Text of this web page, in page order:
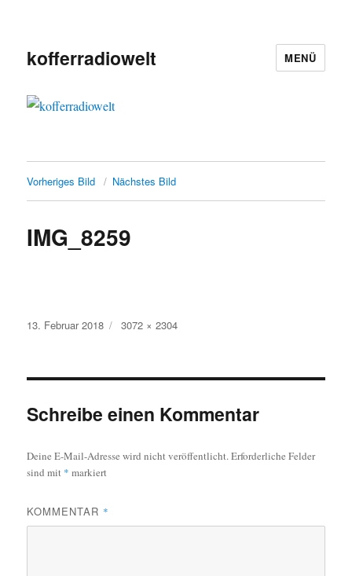
kofferradiowelt MENÜ
Vorheriges Bild Nächstes Bild
IMG_8259
Veröffentlicht
13. Februar 2018
Volle
3072 × 2304
Schreibe einen Kommentar
Deine E-Mail-Adresse wird nicht veröffentlicht.Erforderliche Felder
sind mit * markiert
KOMMENTAR *